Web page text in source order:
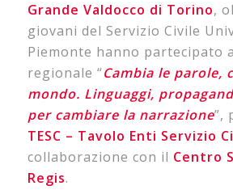
Grande Valdocco di Torino,
giovani del Servizio Civile
Piemonte hanno partecipato
regionale “Cambia le parole,
mondo. Linguaggi,
per cambiare la narrazione”,
TESC – Tavolo Enti Servizio
collaborazione con il Centro
Regis.